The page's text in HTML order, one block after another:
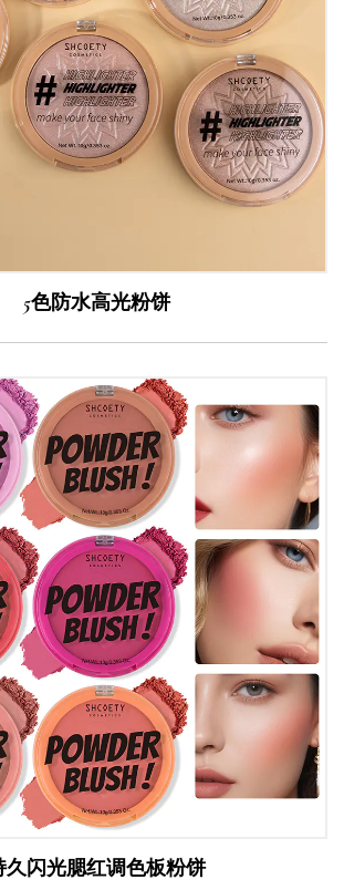
5色防水高光粉饼
久闪光腮红调色板粉饼